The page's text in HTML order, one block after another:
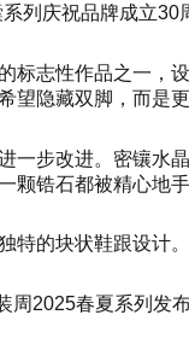
庆祝品牌成立30
标志性作品之一，
望隐藏双脚，而是
一步改进。密镶水
颗锆石都被精心地手
特的块状鞋跟设计
2025春夏系列发